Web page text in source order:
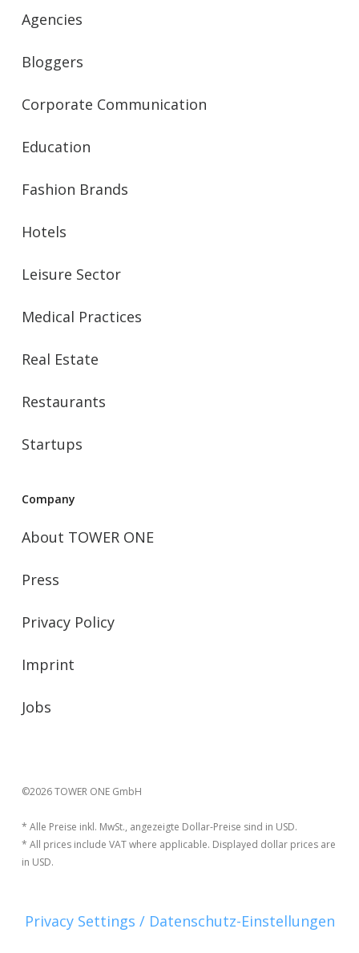
Agencies
Bloggers
Corporate Communication
Education
Fashion Brands
Hotels
Leisure Sector
Medical Practices
Real Estate
Restaurants
Startups
Company
About TOWER ONE
Press
Privacy Policy
Imprint
Jobs
©2026 TOWER ONE GmbH
* Alle Preise inkl. MwSt., angezeigte Dollar-Preise sind in USD.
* All prices include VAT where applicable. Displayed dollar prices are
in USD.
Privacy Settings / Datenschutz-Einstellungen